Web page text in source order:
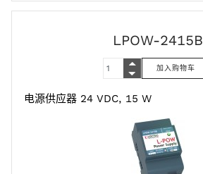
LPOW-2415B
电源供应器 24 VDC, 15 W